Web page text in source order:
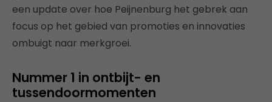
een update over hoe Peijnenburg het gebrek aan
focus op het gebied van promoties en innovaties
ombuigt naar merkgroei.
Nummer 1 in ontbijt- en
tussendoormomenten